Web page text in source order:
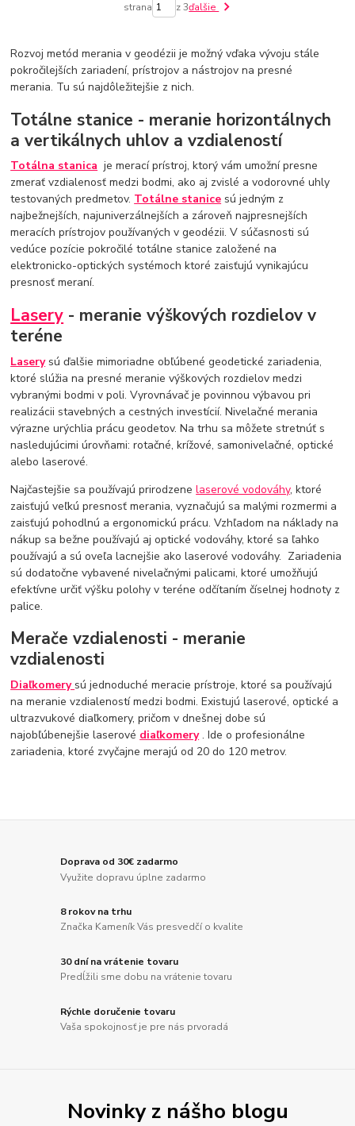
strana z 3ďalšie
Rozvoj metód merania v geodézii je možný vďaka vývoju stále
pokročilejších zariadení, prístrojov a nástrojov na presné
merania. Tu sú najdôležitejšie z nich.
Totálne stanice - meranie horizontálnych
a vertikálnych uhlov a vzdialeností
Totálna stanica je merací prístroj, ktorý vám umožní presne
zmerať vzdialenosť medzi bodmi, ako aj zvislé a vodorovné uhly
testovaných predmetov. Totálne stanice sú jedným z
najbežnejších, najuniverzálnejších a zároveň najpresnejších
meracích prístrojov používaných v geodézii. V súčasnosti sú
vedúce pozície pokročilé totálne stanice založené na
elektronicko-optických systémoch ktoré zaisťujú vynikajúcu
presnosť meraní.
Lasery - meranie výškových rozdielov v
teréne
Laserysú ďalšie mimoriadne obľúbené geodetické zariadenia,
ktoré slúžia na presné meranie výškových rozdielov medzi
vybranými bodmi v poli. Vyrovnávač je povinnou výbavou pri
realizácii stavebných a cestných investícií. Nivelačné merania
výrazne urýchlia prácu geodetov. Na trhu sa môžete stretnúť s
nasledujúcimi úrovňami: rotačné, krížové, samonivelačné, optické
alebo laserové.
Najčastejšie sa používajú prirodzenelaserové vodováhy, ktoré
zaisťujú veľkú presnosť merania, vyznačujú sa malými rozmermi a
zaisťujú pohodlnú a ergonomickú prácu. Vzhľadom na náklady na
nákup sa bežne používajú aj optické vodováhy, ktoré sa ľahko
používajú a sú oveľa lacnejšie ako laserové vodováhy. Zariadenia
sú dodatočne vybavené nivelačnými palicami, ktoré umožňujú
efektívne určiť výšku polohy v teréne odčítaním číselnej hodnoty z
palice.
Merače vzdialenosti - meranie
vzdialenosti
Diaľkomery sú jednoduché meracie prístroje, ktoré sa používajú
na meranie vzdialeností medzi bodmi. Existujú laserové, optické a
ultrazvukové diaľkomery, pričom v dnešnej dobe sú
najobľúbenejšie laserové diaľkomery. Ide o profesionálne
zariadenia, ktoré zvyčajne merajú od 20 do 120 metrov.
Doprava od 30€ zadarmo
Využite dopravu úplne zadarmo
8 rokov na trhu
Značka Kameník Vás presvedčí o kvalite
30 dní na vrátenie tovaru
Predĺžili sme dobu na vrátenie tovaru
Rýchle doručenie tovaru
Vaša spokojnosť je pre nás prvoradá
Novinky z nášho blogu